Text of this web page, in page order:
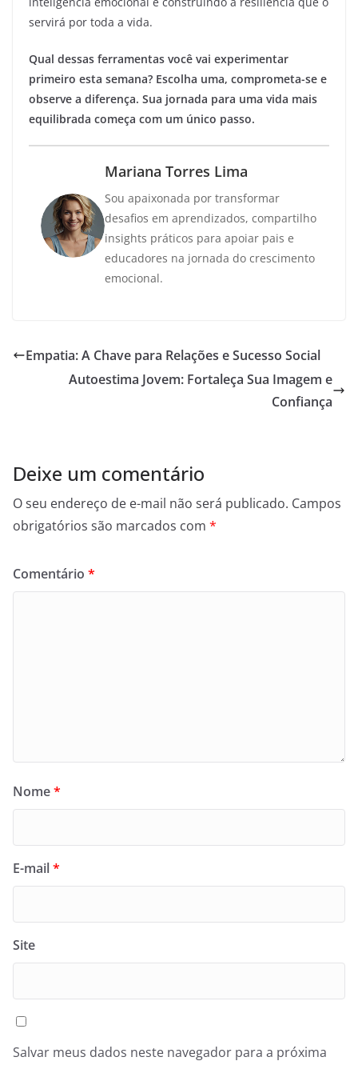
servirá por toda a vida.
Qual dessas ferramentas você vai experimentar
primeiro esta semana? Escolha uma, comprometa-se e
observe a diferença. Sua jornada para uma vida mais
equilibrada começa com um único passo.
Mariana Torres Lima
Sou apaixonada por transformar
desafios em aprendizados, compartilho
insights práticos para apoiar pais e
educadores na jornada do crescimento
emocional.
Empatia: A Chave para Relações e Sucesso Social
Autoestima Jovem: Fortaleça Sua Imagem e
Confiança
Deixe um comentário
O seu endereço de e-mail não será publicado. Campos
obrigatórios são marcados com *
Comentário *
Nome*
E-mail*
Site
Salvar meus dados neste navegador para a próxima